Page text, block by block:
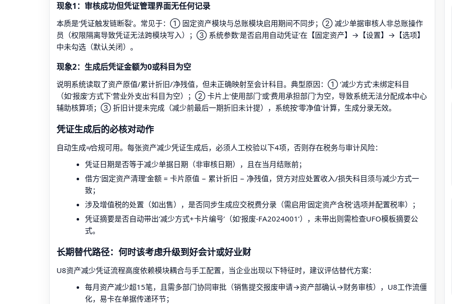
现象1：审核成功但凭证管理界面无任何记录
本质是‘凭证触发链断裂’。常见于：① 固定资产模块与总账模块启用期间不同步；② 减少单据审核人非总账操作
员（权限隔离导致凭证无法跨模块写入）；③ 系统参数‘是否启用自动凭证’在【固定资产】→【设置】→【选项】
中未勾选（默认关闭）。
现象2：生成后凭证金额为0或科目为空
说明系统读取了资产原值/累计折旧/净残值，但未正确映射至会计科目。典型原因：① ‘减少方式’未绑定科目
（如‘报废’方式下‘营业外支出’科目为空）；② 卡片上‘使用部门’或‘费用承担部门’为空，导致系统无法分配成本中心
辅助核算项；③ 折旧计提未完成（减少前最后一期折旧未计提），系统按‘零净值’计算，生成分录无效。
凭证生成后的必核对动作
自动生成≠合规可用。每张资产减少凭证生成后，必须人工校验以下4项，否则存在税务与审计风险：
凭证日期是否等于减少单据日期（非审核日期），且在当月结账前；
借方‘固定资产清理’金额 = 卡片原值 − 累计折旧 − 净残值，贷方对应处置收入/损失科目须与减少方式一
致；
涉及增值税的处置（如出售），是否同步生成应交税费分录（需启用‘固定资产含税’选项并配置税率）；
凭证摘要是否自动带出‘减少方式+卡片编号’（如‘报废-FA2024001’），未带出则需检查UFO模板摘要公
式。
长期替代路径：何时该考虑升级到好会计或好业财
U8资产减少凭证流程高度依赖模块耦合与手工配置，当企业出现以下特征时，建议评估替代方案：
每月资产减少超15笔，且需多部门协同审批（销售提交报废申请→资产部确认→财务审核），U8工作流僵
化，易卡在单据传递环节；